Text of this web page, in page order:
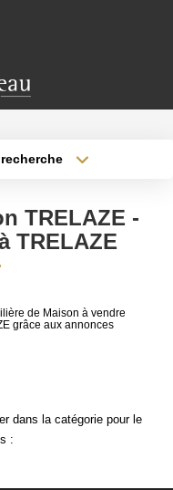
Locataire
min
TRELAZE -
TRELAZE
de Maison à vendre
grâce aux annonces
dans la catégorie pour le
: